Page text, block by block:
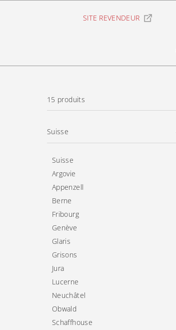
SITE REVENDEUR
15 produits
Suisse
Suisse
Argovie
Appenzell
Berne
Fribourg
Genève
Glaris
Grisons
Jura
Lucerne
Neuchâtel
Obwald
Schaffhouse